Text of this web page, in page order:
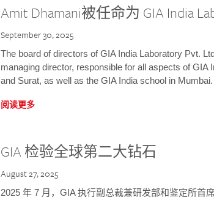
Amit Dhamani被任命为 GIA India
September 30, 2025
The board of directors of GIA India Laboratory Pvt.
managing director, responsible for all aspects of GIA
and Surat, as well as the GIA India school in Mumbai.
阅读更多
GIA 检验全球第二大钻石
August 27, 2025
2025 年 7 月，GIA 执行副总裁兼研发部和鉴定所首